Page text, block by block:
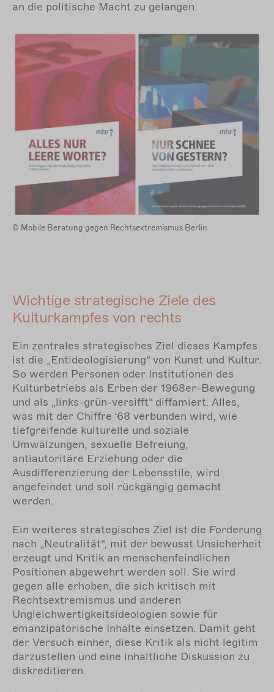
an die politische Macht zu gelangen.
© Mobile Beratung gegen Rechtsextremismus Berlin
Wichtige strategische Ziele des
Kulturkampfes von rechts
Ein zentrales strategisches Ziel dieses Kampfes
ist die „Entideologisierung“ von Kunst und Kultur.
So werden Personen oder Institutionen des
Kulturbetriebs als Erben der 1968er-Bewegung
und als „links-grün-versifft“ diffamiert. Alles,
was mit der Chiffre ‘68 verbunden wird, wie
tiefgreifende kulturelle und soziale
Umwälzungen, sexuelle Befreiung,
antiautoritäre Erziehung oder die
Ausdifferenzierung der Lebensstile, wird
angefeindet und soll rückgängig gemacht
werden.
Ein weiteres strategisches Ziel ist die Forderung
nach „Neutralität“, mit der bewusst Unsicherheit
erzeugt und Kritik an menschenfeindlichen
Positionen abgewehrt werden soll. Sie wird
gegen alle erhoben, die sich kritisch mit
Rechtsextremismus und anderen
Ungleichwertigkeitsideologien sowie für
emanzipatorische Inhalte einsetzen. Damit geht
der Versuch einher, diese Kritik als nicht legitim
darzustellen und eine inhaltliche Diskussion zu
diskreditieren.